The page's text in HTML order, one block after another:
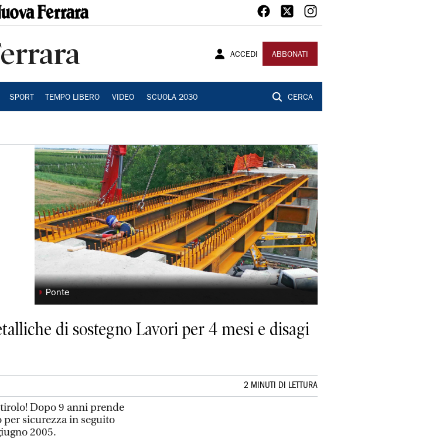
ACCEDI ABBONATI
SPORT TEMPO LIBERO VIDEO SCUOLA 2030 CERCA
◗ Ponte
di sostegno Lavori per 4 mesi e disagi
2 MINUTI DI LETTURA
Dopo 9 anni prende
sicurezza in seguito
2005.